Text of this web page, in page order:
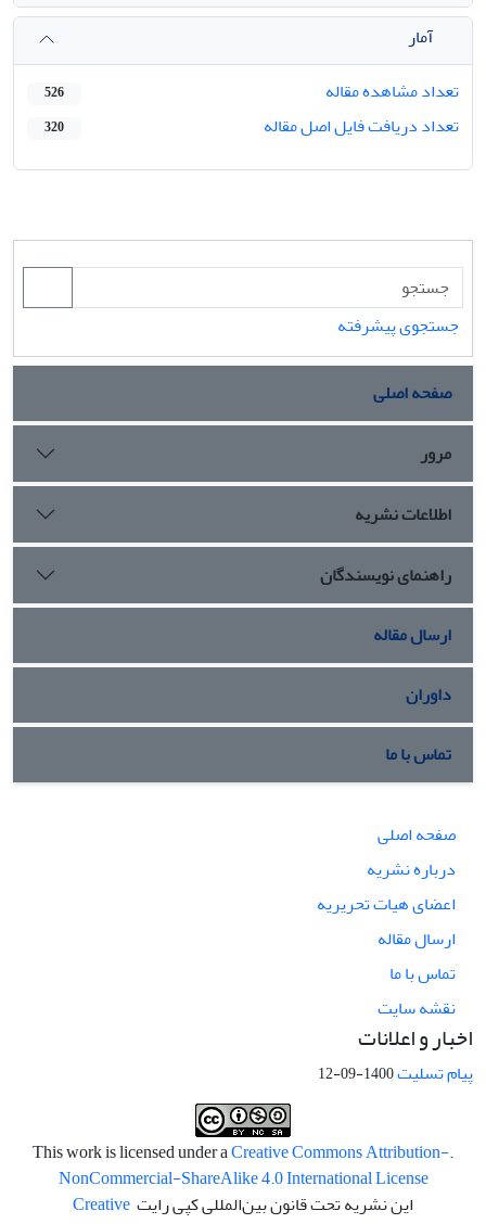
آمار
تعداد مشاهده مقاله
526
تعداد دریافت فایل اصل مقاله 320
جستجوی پیشرفته
صفحه اصلی
مرور
اطلاعات نشریه
راهنمای نویسندگان
ارسال مقاله
داوران
تماس با ما
صفحه اصلی
درباره نشریه
اعضای هیات تحریریه
ارسال مقاله
تماس با ما
نقشه سایت
اخبار و اعلانات
پیام تسلیت1400-09-12
.This work is licensed under a
Creative Commons Attribution-
NonCommercial-ShareAlike 4.0 International License
این نشریه تحت قانون بین‌المللی کپی رایت Creative